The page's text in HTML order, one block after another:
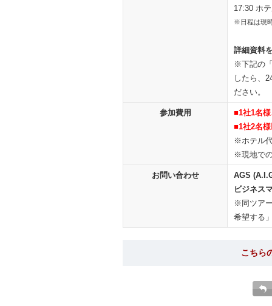
17:30 ホ
※日程は現
詳細資料
※下記の
したら、
ださい。
参加費用
■1社1名
■1社2名
※ホテル
※現地で
お問い合わせ
AGS
ビジネス
※同ツア
希望する
こちら